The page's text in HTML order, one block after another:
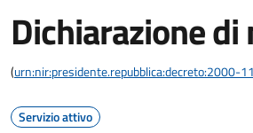
Dichiarazione
(urn:nir:presidente.repubblica:decreto:2000-
Servizio attivo